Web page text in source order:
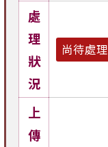
處
理
狀
況
尚待處理
上
傳